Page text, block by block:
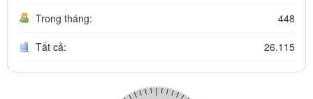
Trong tháng: 448
Tất cả: 26.115